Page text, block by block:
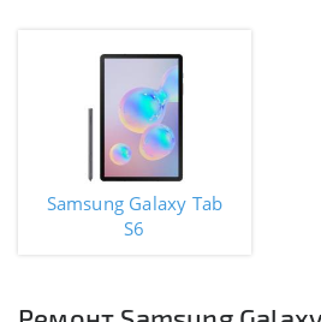
Samsung Galaxy Tab
S6